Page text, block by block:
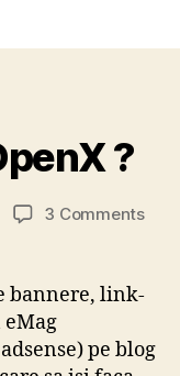
?
3 Commentson
bannere, link-
pe blog